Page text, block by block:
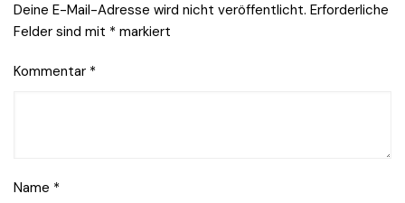
Deine E-Mail-Adresse wird nicht veröffentlicht. Erforderliche
Felder sind mit * markiert
Kommentar *
Name *